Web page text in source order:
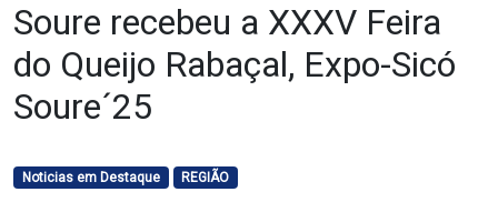
Soure recebeu a XXXV Feira
do Queijo Rabaçal, Expo-Sicó
Soure´25
Noticias em Destaque REGIÃO